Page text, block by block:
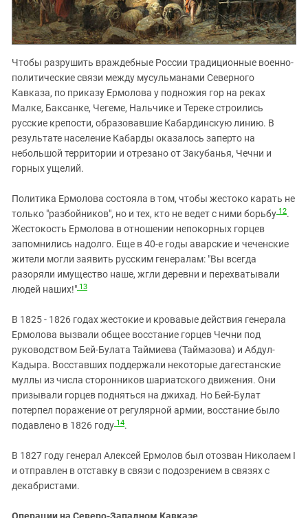
Чтобы разрушить враждебные России традиционные военно-
политические связи между мусульманами Северного
Кавказа, по приказу Ермолова у подножия гор на реках
Малке, Баксанке, Чегеме, Нальчике и Тереке строились
русские крепости, образовавшие Кабардинскую линию. В
результате население Кабарды оказалось заперто на
небольшой территории и отрезано от Закубанья, Чечни и
горных ущелий.
Политика Ермолова состояла в том, чтобы жестоко карать не
только "разбойников", но и тех, кто не ведет с ними борьбу 12.
Жестокость Ермолова в отношении непокорных горцев
запомнились надолго. Еще в 40-е годы аварские и чеченские
жители могли заявить русским генералам: "Вы всегда
разоряли имущество наше, жгли деревни и перехватывали
людей наших!" 13
В 1825 - 1826 годах жестокие и кровавые действия генерала
Ермолова вызвали общее восстание горцев Чечни под
руководством Бей-Булата Таймиева (Таймазова) и Абдул-
Кадыра. Восставших поддержали некоторые дагестанские
муллы из числа сторонников шариатского движения. Они
призывали горцев подняться на джихад. Но Бей-Булат
потерпел поражение от регулярной армии, восстание было
подавлено в 1826 году 14.
В 1827 году генерал Алексей Ермолов был отозван Николаем I
и отправлен в отставку в связи с подозрением в связях с
декабристами.